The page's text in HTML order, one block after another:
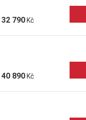
32 790Kč
40 890Kč